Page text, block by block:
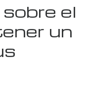
el
un